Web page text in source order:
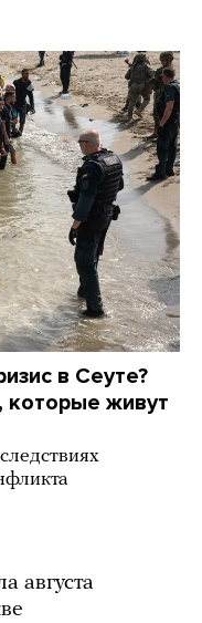
в Сеуте?
которые живут
августа